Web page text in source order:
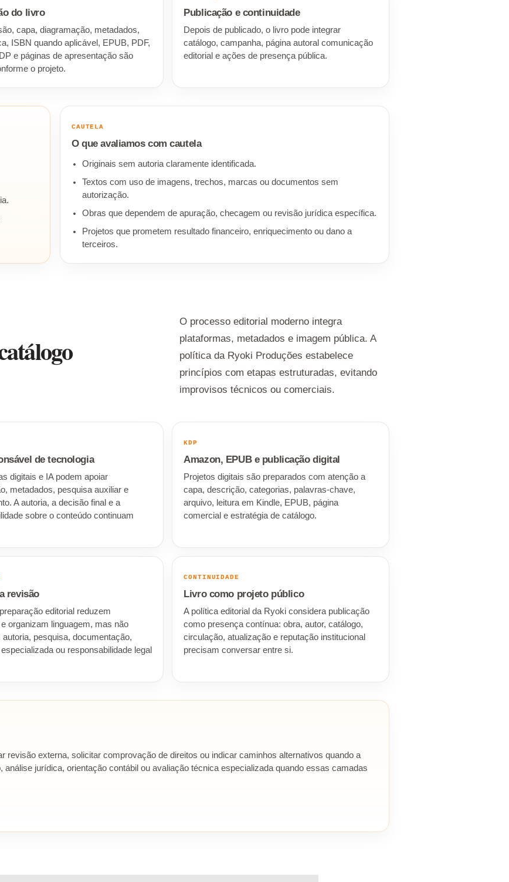
do livro
capa, diagramação, metadados,
ISBN quando aplicável, EPUB, PDF,
e páginas de apresentação são
o projeto.
Publicação e continuidade
Depois de publicado, o livro pode integrar
catálogo, campanha, página autoral comunicação
editorial e ações de presença pública.
CAUTELA
O que avaliamos com cautela
Originais sem autoria claramente identificada.
Textos com uso de imagens, trechos, marcas ou documentos sem
autorização.
Obras que dependem de apuração, checagem ou revisão jurídica específica.
Projetos que prometem resultado financeiro, enriquecimento ou dano a
terceiros.
O processo editorial moderno integra
plataformas, metadados e imagem pública. A
política da Ryoki Produções estabelece
princípios com etapas estruturadas, evitando
improvisos técnicos ou comerciais.
de tecnologia
digitais e IA podem apoiar
metadados, pesquisa auxiliar e
A autoria, a decisão final e a
sobre o conteúdo continuam
KDP
Amazon, EPUB e publicação digital
Projetos digitais são preparados com atenção a
capa, descrição, categorias, palavras-chave,
arquivo, leitura em Kindle, EPUB, página
comercial e estratégia de catálogo.
revisão
editorial reduzem
organizam linguagem, mas não
pesquisa, documentação,
ou responsabilidade legal
CONTINUIDADE
Livro como projeto público
A política editorial da Ryoki considera publicação
como presença contínua: obra, autor, catálogo,
circulação, atualização e reputação institucional
precisam conversar entre si.
externa, solicitar comprovação de direitos ou indicar caminhos alternativos quando a
jurídica, orientação contábil ou avaliação técnica especializada quando essas camadas